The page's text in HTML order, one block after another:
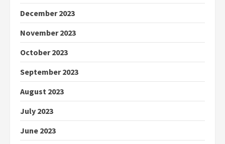
December 2023
November 2023
October 2023
September 2023
August 2023
July 2023
June 2023